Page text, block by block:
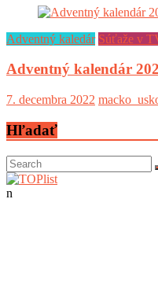
Adventný kaledár Súťaže v
Adventný kalendár
7. decembra 2022
Hľadať
n